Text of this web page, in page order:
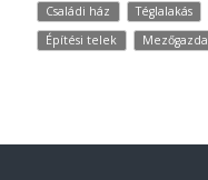
Családi ház Téglalakás
Építési telek